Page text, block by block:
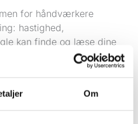
Om
for håndværkere
hastighed,
kan finde og læse dine
projekt. Hvis siden loader
er svær at